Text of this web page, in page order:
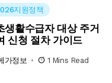
지원정책
생활수급자 대상 주거
신청 절차 가이드
가정보 1 Mins Read